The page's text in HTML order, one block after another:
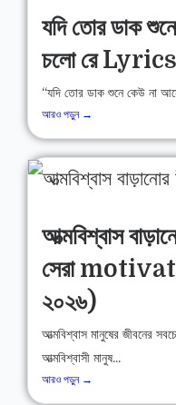
যদি তোর ডাক
চলো রে
“যদি তোর ডাক শুনে কেউ না
আরও পড়ুন →
আত্মবিশ্বাস
সেরা
২০২৬)
আত্মবিশ্বাস মানুষের জীবনের
আত্মবিশ্বাসী মানুষ...
আরও পড়ুন →